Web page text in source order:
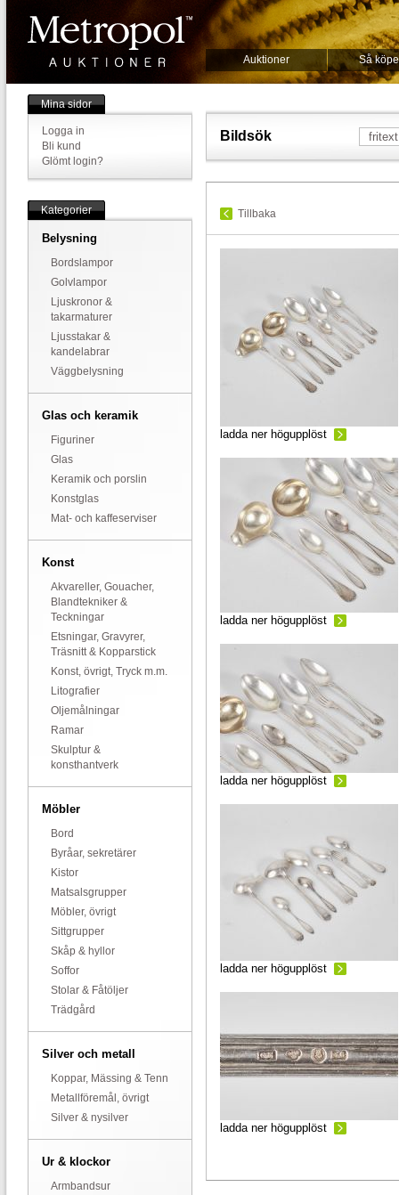
Auktioner Så
Mina sidor
Logga in
Bli kund
Glömt login?
Kategorier
Belysning
Bordslampor
Golvlampor
Ljuskronor &
takarmaturer
Ljusstakar &
kandelabrar
Väggbelysning
Glas och keramik
Figuriner
Glas
Keramik och porslin
Konstglas
Mat- och kaffeserviser
Konst
Akvareller, Gouacher,
Blandtekniker &
Teckningar
Etsningar, Gravyrer,
Träsnitt & Kopparstick
Konst, övrigt, Tryck m.m.
Litografier
Oljemålningar
Ramar
Skulptur &
konsthantverk
Möbler
Bord
Byråar, sekretärer
Kistor
Matsalsgrupper
Möbler, övrigt
Sittgrupper
Skåp & hyllor
Soffor
Stolar & Fåtöljer
Trädgård
Silver och metall
Koppar, Mässing & Tenn
Metallföremål, övrigt
Silver & nysilver
Ur & klockor
Armbandsur
Bildsök
Tillbaka
ladda ner högupplöst
ladda ner högupplöst
ladda ner högupplöst
ladda ner högupplöst
ladda ner högupplöst